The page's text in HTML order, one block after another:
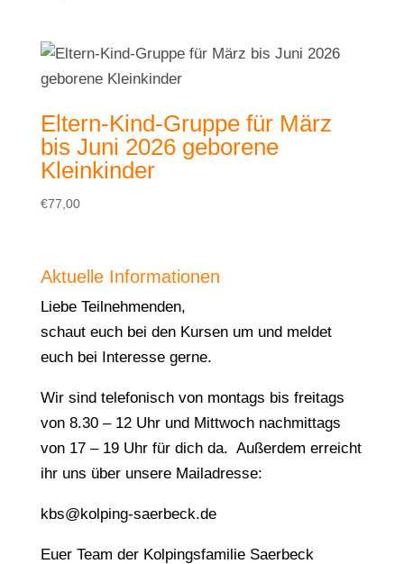
Eltern-Kind-Gruppe für März
bis Juni 2026 geborene
Kleinkinder
€77,00
Aktuelle Informationen
Liebe Teilnehmenden,
schaut euch bei den Kursen um und meldet
euch bei Interesse gerne.
Wir sind telefonisch von montags bis freitags
von 8.30 – 12 Uhr und Mittwoch nachmittags
von 17 – 19 Uhr für dich da. Außerdem erreicht
ihr uns über unsere Mailadresse:
kbs@kolping-saerbeck.de
Euer Team der Kolpingsfamilie Saerbeck